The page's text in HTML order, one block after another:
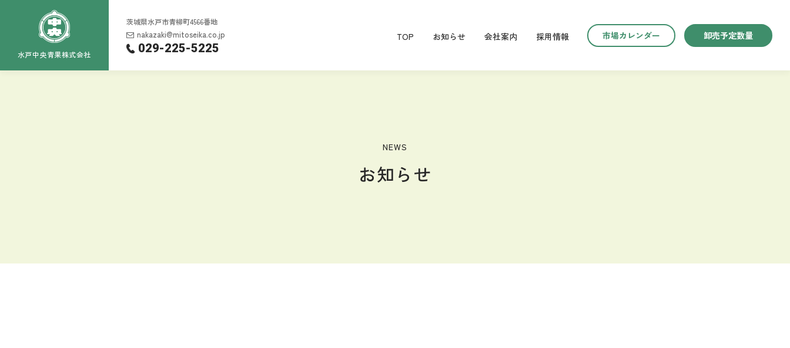
水戸中央青果株式会社
茨城県水戸市青柳町4566番地
nakazaki@mitoseika.co.jp
029-225-5225
TOP お知らせ 会社案内 採用情報 市場カレンダー 卸売予定数量
NEWS
お知らせ